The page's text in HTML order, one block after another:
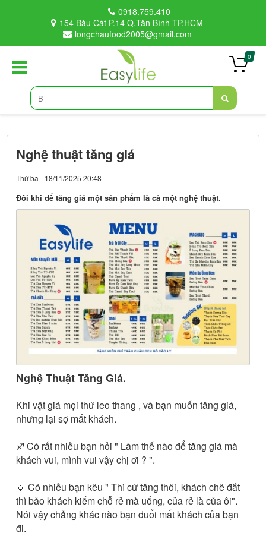
0918.759.410
154 Bàu Cát P.14 Q.Tân Bình TP.HCM
longchaufood2005@gmail.com
0
Nghệ thuật tăng giá
Thứ ba - 18/11/2025 20:48
Đôi khi để tăng giá một sản phẩm là cả một nghệ thuật.
Nghệ Thuật Tăng Giá.
Khi vật giá mọi thứ leo thang , và bạn muốn tăng giá,
nhưng lại sợ mất khách.
♐️ Có rất nhiều bạn hỏi " Làm thế nào để tăng giá mà
khách vui, mình vui vậy chị ơi ? ".
🔸 Có nhiều bạn kêu " Thì cứ tăng thôi, khách chê đắt
thì bảo khách kiếm chỗ rẻ mà uống, của rẻ là của ôi".
Nói vậy chẳng khác nào bạn đuổi mất khách của bạn
đi.